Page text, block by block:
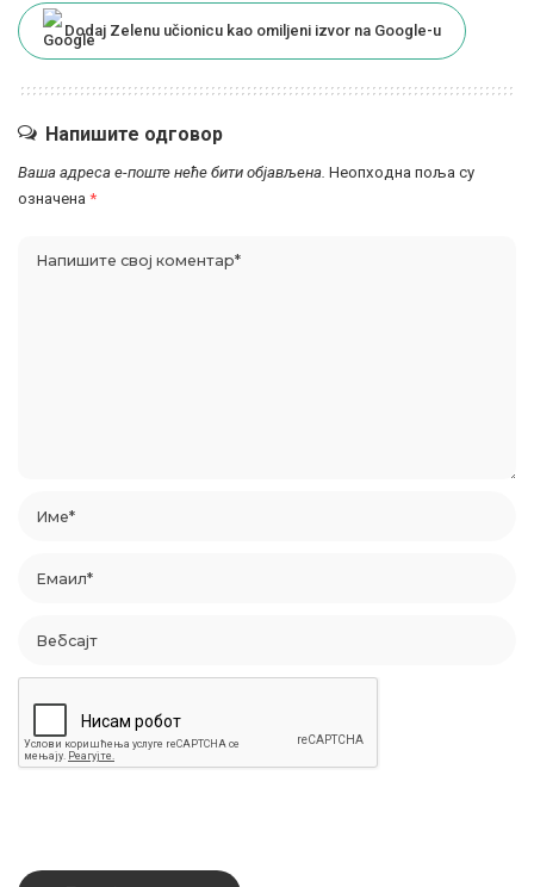
Dodaj Zelenu učionicu kao omiljeni izvor na Google-u
Напишите одговор
Ваша адреса е-поште неће бити објављена. Неопходна поља су
означена *